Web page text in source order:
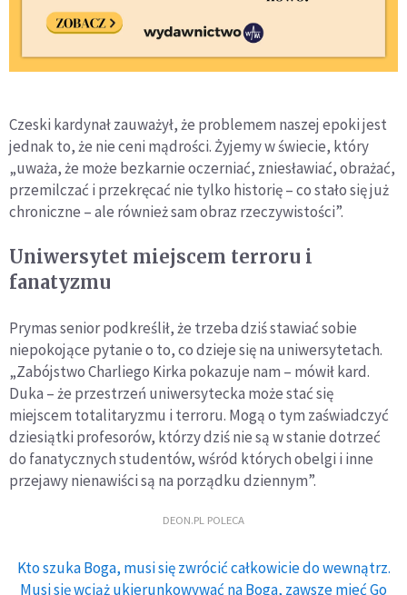
Czeski kardynał zauważył, że problemem naszej epoki jest
jednak to, że nie ceni mądrości. Żyjemy w świecie, który
„uważa, że może bezkarnie oczerniać, zniesławiać, obrażać,
przemilczać i przekręcać nie tylko historię – co stało się już
chroniczne – ale również sam obraz rzeczywistości”.
Uniwersytet miejscem terroru i
fanatyzmu
Prymas senior podkreślił, że trzeba dziś stawiać sobie
niepokojące pytanie o to, co dzieje się na uniwersytetach.
„Zabójstwo Charliego Kirka pokazuje nam – mówił kard.
Duka – że przestrzeń uniwersytecka może stać się
miejscem totalitaryzmu i terroru. Mogą o tym zaświadczyć
dziesiątki profesorów, którzy dziś nie są w stanie dotrzeć
do fanatycznych studentów, wśród których obelgi i inne
przejawy nienawiści są na porządku dziennym”.
DEON.PL POLECA
Kto szuka Boga, musi się zwrócić całkowicie do wewnątrz.
Musi się wciąż ukierunkowywać na Boga, zawsze mieć Go